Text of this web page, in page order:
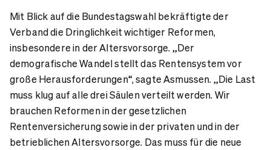
Mit Blick auf die Bundestagswahl bekräftigte der
Verband die Dringlichkeit wichtiger Reformen,
insbesondere in der Altersvorsorge. „Der
demografische Wandel stellt das Rentensystem vor
große Herausforderungen“, sagte Asmussen. „Die Last
muss klug auf alle drei Säulen verteilt werden. Wir
brauchen Reformen in der gesetzlichen
Rentenversicherung sowie in der privaten und in der
betrieblichen Altersvorsorge. Das muss für die neue